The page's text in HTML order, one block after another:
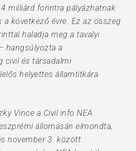
milliárd forintra pályázhatnak
a következő évre. Ez az összeg
haladja meg a tavalyi
hangsúlyozta a
civil és társadalmi
helyettes államtitkára
Vince a Civil info NEA
állomásán elmondta,
november 3. között